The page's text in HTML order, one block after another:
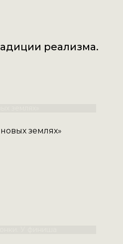
реализма.
землях»